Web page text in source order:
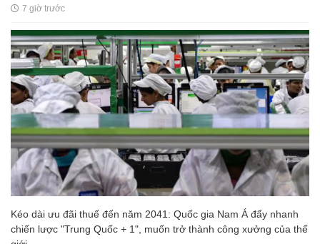
7 giờ trước
Kéo dài ưu đãi thuế đến năm 2041: Quốc gia Nam Á đẩy nhanh
chiến lược "Trung Quốc + 1", muốn trở thành công xưởng của thế